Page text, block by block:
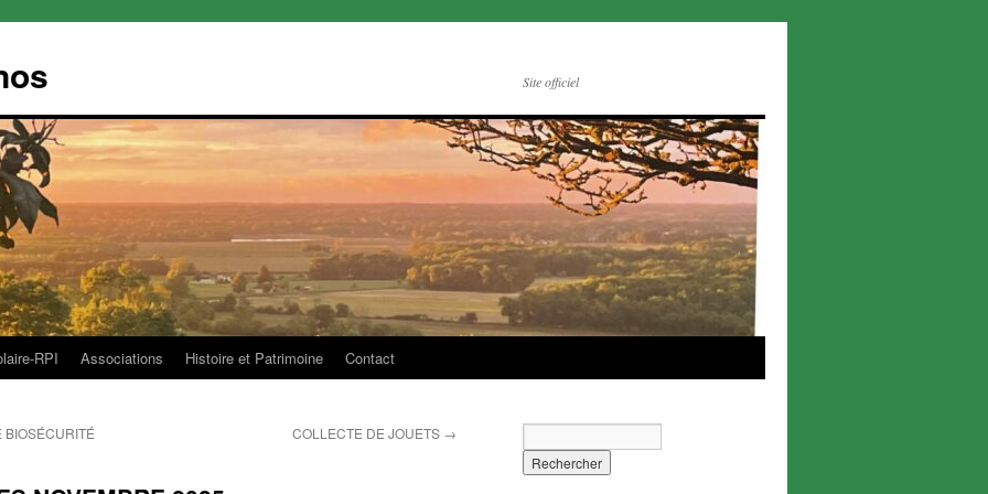
Site officiel
RPI Associations Histoire et Patrimoine Contact
COLLECTE DE JOUETS →